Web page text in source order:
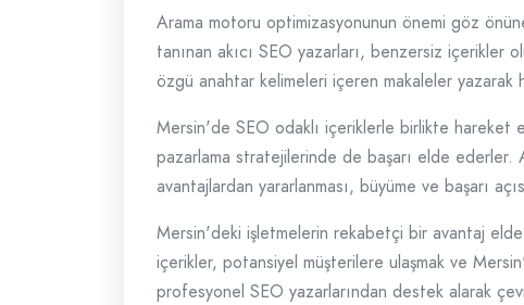
Arama motoru optimizasyonunun önemi göz
tanınan akıcı SEO yazarları, benzersiz içerikler
özgü anahtar kelimeleri içeren makaleler
Mersin'de SEO odaklı içeriklerle birlikte hareket
pazarlama stratejilerinde de başarı elde ederler.
avantajlardan yararlanması, büyüme ve başarı
Mersin'deki işletmelerin rekabetçi bir avantaj
içerikler, potansiyel müşterilere ulaşmak ve
profesyonel SEO yazarlarından destek alarak